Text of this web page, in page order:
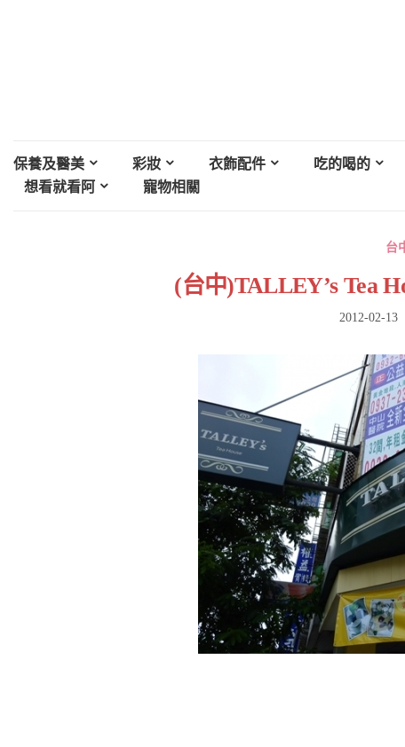
保養及醫美 彩妝 衣飾配件 吃的喝的
想看就看阿
寵物相關
台
(台中)TALLEY’s Tea
2012-02-13